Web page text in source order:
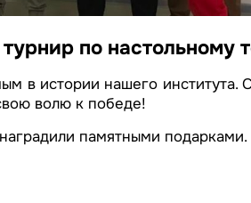
по настольному
в истории нашего института.
волю к победе!
памятными подарками.